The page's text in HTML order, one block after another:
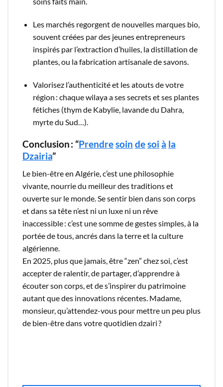
Les marchés regorgent de nouvelles marques bio,
souvent créées par des jeunes entrepreneurs
inspirés par l’extraction d’huiles, la distillation de
plantes, ou la fabrication artisanale de savons.
Valorisez l’authenticité et les atouts de votre
région : chaque wilaya a ses secrets et ses plantes
fétiches (thym de Kabylie, lavande du Dahra,
myrte du Sud…).
Conclusion : “Prendresoin desoi à la
Dzairia”
Le bien-être en Algérie, c’est une philosophie
vivante, nourrie du meilleur des traditions et
ouverte sur le monde. Se sentir bien dans son corps
et dans sa tête n’est ni un luxe ni un rêve
inaccessible : c’est une somme de gestes simples, à la
portée de tous, ancrés dans la terre et la culture
algérienne.
En 2025, plus que jamais, être “zen” chez soi, c’est
accepter de ralentir, de partager, d’apprendre à
écouter son corps, et de s’inspirer du patrimoine
autant que des innovations récentes. Madame,
monsieur, qu’attendez-vous pour mettre un peu plus
de bien-être dans votre quotidien dzairi ?